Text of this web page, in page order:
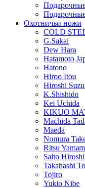
Охотничьи ножи
COLD
G.Sakai
Dew Hara
Hatamoto
Hatono
Hiroo Itou
Hiroshi
K.Shishido
Kei Uchida
KIKUO
Machida
Maeda
Nomura
Ritsu
Saito Hiroshi
Takahashi
Tojiro
Yukio Nibe